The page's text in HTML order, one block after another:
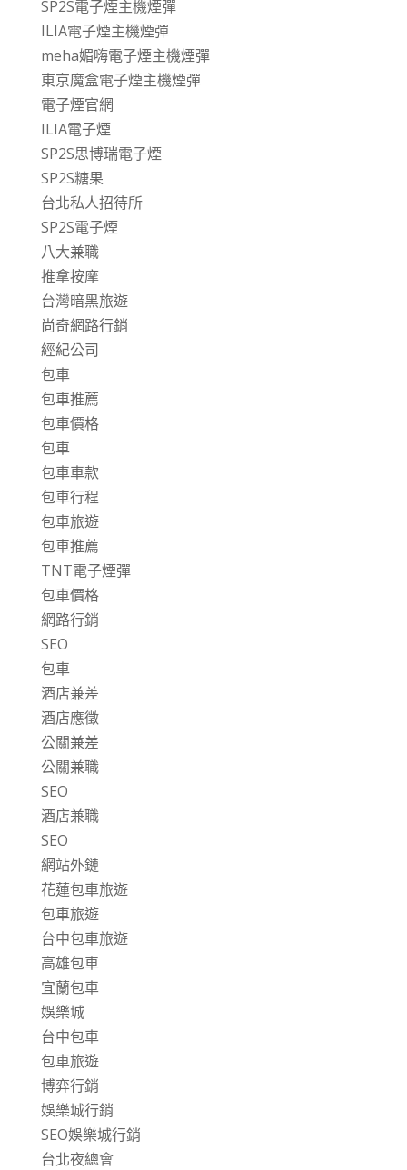
SP2S電子煙主機煙彈
ILIA電子煙主機煙彈
meha媚嗨電子煙主機煙彈
東京魔盒電子煙主機煙彈
電子煙官網
ILIA電子煙
SP2S思博瑞電子煙
SP2S糖果
台北私人招待所
SP2S電子煙
八大兼職
推拿按摩
台灣暗黑旅遊
尚奇網路行銷
經紀公司
包車
包車推薦
包車價格
包車
包車車款
包車行程
包車旅遊
包車推薦
TNT電子煙彈
包車價格
網路行銷
SEO
包車
酒店兼差
酒店應徵
公關兼差
公關兼職
SEO
酒店兼職
SEO
網站外鏈
花蓮包車旅遊
包車旅遊
台中包車旅遊
高雄包車
宜蘭包車
娛樂城
台中包車
包車旅遊
博弈行銷
娛樂城行銷
SEO娛樂城行銷
台北夜總會